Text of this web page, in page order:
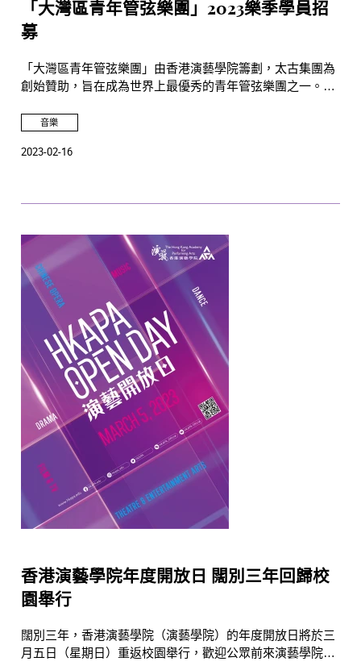
「大灣區青年管弦樂團」2023樂季學員招
募
「大灣區青年管弦樂團」由香港演藝學院籌劃，太古集團為
創始贊助，旨在成為世界上最優秀的青年管弦樂團之一。計
及指導，藉此在粵港澳大灣區築建最高水準的管弦樂表演平
四歲，於粵港澳大灣區出生、畢業、居住、就學或就業的青
音樂
2023-02-16
香港演藝學院年度開放日 闊別三年回歸校
園舉行
闊別三年，香港演藝學院（演藝學院）的年度開放日將於三
月五日（星期日）重返校園舉行，歡迎公眾前來演藝學院灣